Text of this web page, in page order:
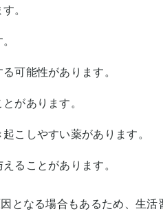
。
可能性があります。
があります。
こしやすい薬があります。
ることがあります。
となる場合もあるため、生活